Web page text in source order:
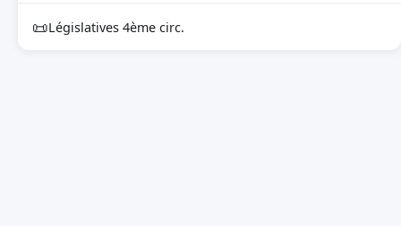
📜Législatives 4ème circ.